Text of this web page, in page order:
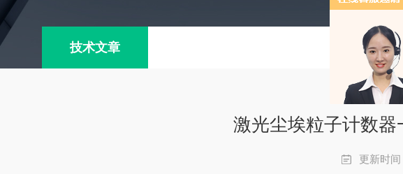
技术文章
激光尘埃粒子计数
更新时